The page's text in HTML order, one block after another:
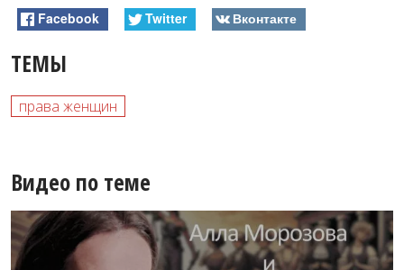
Facebook Twitter Вконтакте
ТЕМЫ
права женщин
Видео по теме